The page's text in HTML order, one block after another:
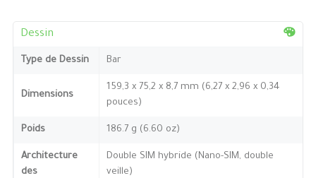
Dessin
Type de Dessin Bar
Dimensions
159,3 x 75,2 x 8,7 mm (6,27 x 2,96 x 0,34
pouces)
Poids 186.7 g (6.60 oz)
Architecture
des
Double SIM hybride (Nano-SIM, double
veille)